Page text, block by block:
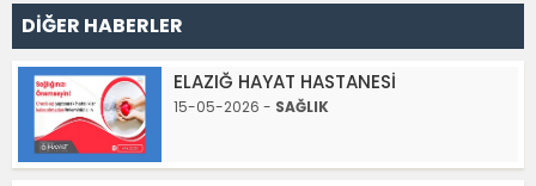
DİĞER HABERLER
ELAZIĞ HAYAT HASTANESİ
15-05-2026 - SAĞLIK